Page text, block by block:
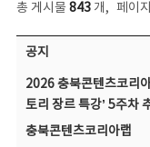
총 게시물 843개, 페이지
공지사항 목록 - 번호, 제목, 작성자, 파일, 조회수, 작성일 정보 제공
공지
2026 충북콘텐츠코리
토리 장르 특강’ 5주차
충북콘텐츠코리아랩